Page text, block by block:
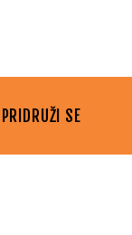
PRIDRUŽI SE